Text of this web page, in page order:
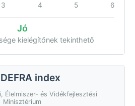
3 4 5 6
Jó
kielégítőnek tekinthető
index
Élelmiszer- és Vidékfejlesztési
Minisztérium